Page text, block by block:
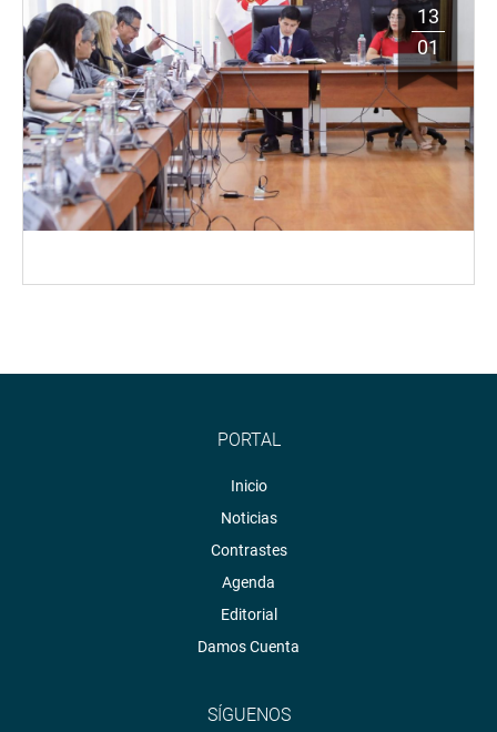
13
01
PORTAL
Inicio
Noticias
Contrastes
Agenda
Editorial
Damos Cuenta
SÍGUENOS